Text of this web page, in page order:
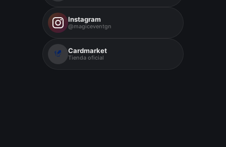
Instagram
@magiceventgn
Cardmarket
Tienda oficial